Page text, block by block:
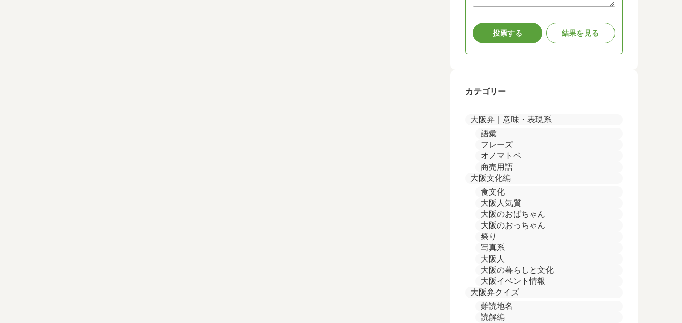
カテゴリー
大阪弁｜意味・表現系
語彙
フレーズ
オノマトペ
商売用語
大阪文化編
食文化
大阪人気質
大阪のおばちゃん
大阪のおっちゃん
祭り
写真系
大阪人
大阪の暮らしと文化
大阪イベント情報
大阪弁クイズ
難読地名
読解編